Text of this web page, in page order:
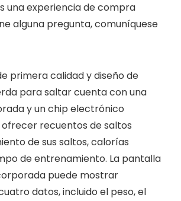
una experiencia de compra
alguna pregunta, comuníquese
primera calidad y diseño de
para saltar cuenta con una
y un chip electrónico
recuentos de saltos
de sus saltos, calorías
de entrenamiento. La pantalla
puede mostrar
datos, incluido el peso, el